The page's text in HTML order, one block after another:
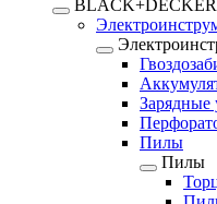
BLACK+DECKER
Зарядные
Пилы
Пилы